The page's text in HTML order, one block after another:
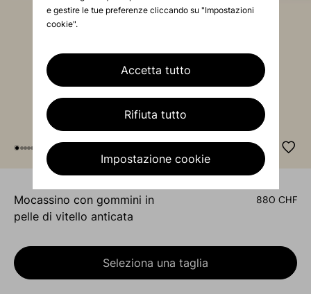
e gestire le tue preferenze cliccando su "Impostazioni
cookie".
Accetta tutto
Rifiuta tutto
Impostazione cookie
mocassino con gommini in
pelle di vitello anticata
880 CHF
Seleziona una taglia